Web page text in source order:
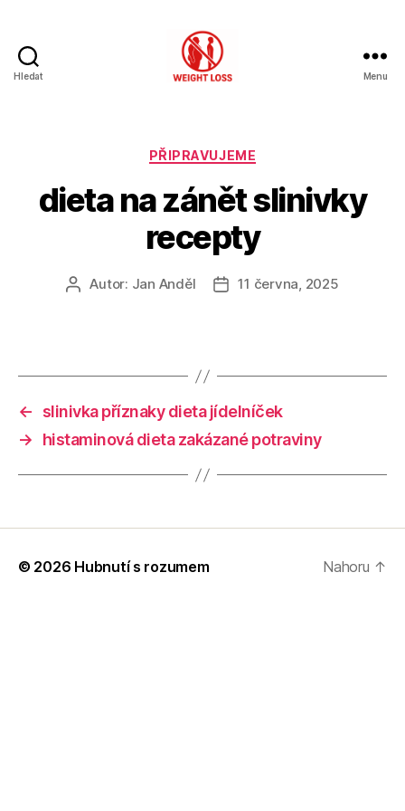
Hledat Menu
Rubriky
PŘIPRAVUJEME
dieta na zánět slinivky
recepty
AutorAutor: Jan Anděl
Datum
11 června, 2025
←
slinivka příznaky dieta jídelníček
→
histaminová dieta zakázané potraviny
© 2026 Hubnutí s rozumem Nahoru ↑